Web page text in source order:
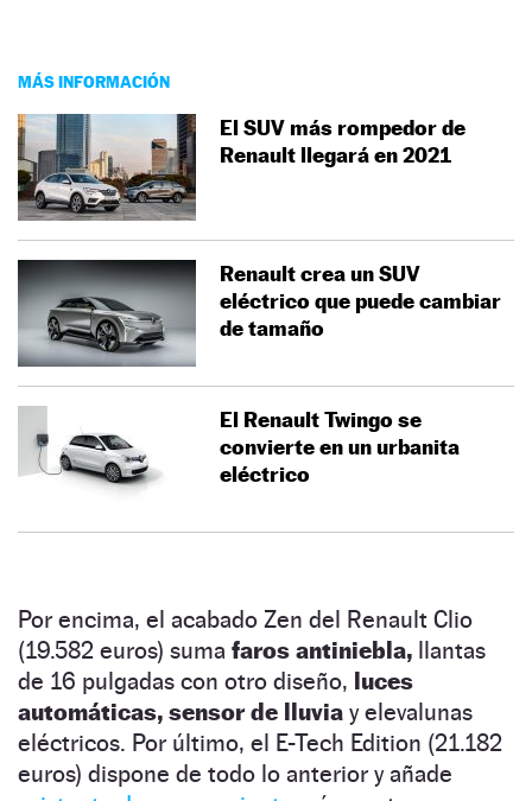
MÁS INFORMACIÓN
El SUV más rompedor de
Renault llegará en 2021
Renault crea un SUV
eléctrico que puede cambiar
de tamaño
El Renault Twingo se
convierte en un urbanita
eléctrico
Por encima, el acabado Zen del Renault Clio
(19.582 euros) suma faros antiniebla, llantas
de 16 pulgadas con otro diseño, luces
automáticas, sensor de lluvia y elevalunas
eléctricos. Por último, el E-Tech Edition (21.182
euros) dispone de todo lo anterior y añade